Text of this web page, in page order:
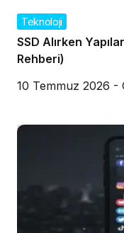
Teknoloji
SSD Alırken
Rehberi)
10 Temmuz 2026 -